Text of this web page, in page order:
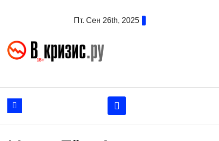
Пт. Сен 26th, 2025